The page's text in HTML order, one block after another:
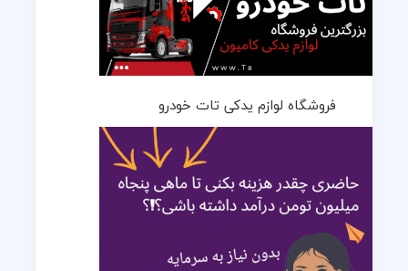
فروشگاه لوازم یدکی تات خودرو